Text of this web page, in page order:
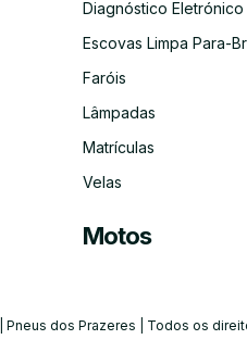
Diagnóstico Eletrónico
Escovas Limpa Para-
Faróis
Lâmpadas
Matrículas
Velas
Motos
dos Prazeres | Todos os